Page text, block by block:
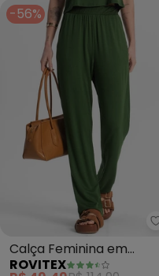
-56%
Calça Feminina em
Molecotton (Verde)
ROVITEX